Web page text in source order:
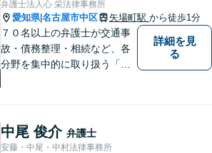
【電話相談可】【オンライン
面談対応】
弁護士法人心 栄法律事務所
愛知県|名古屋市中区 矢場町駅 から徒歩1分
７０名以上の弁護士が交通事
故・債務整理・相続など、各
分野を集中的に取り扱う「分
できるよう努めております。
詳細を見
る
中尾 俊介 弁護士
安藤・中尾・中村法律事務所